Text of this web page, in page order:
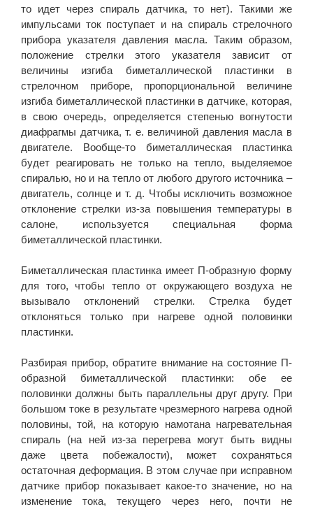
то идет через спираль датчика, то нет). Такими же
импульсами ток поступает и на спираль стрелочного
прибора указателя давления масла. Таким образом,
положение стрелки этого указателя зависит от
величины изгиба биметаллической пластинки в
стрелочном приборе, пропорциональной величине
изгиба биметаллической пластинки в датчике, которая,
в свою очередь, определяется степенью вогнутости
диафрагмы датчика, т. е. величиной давления масла в
двигателе. Вообще-то биметаллическая пластинка
будет реагировать не только на тепло, выделяемое
спиралью, но и на тепло от любого другого источника –
двигатель, солнце и т. д. Чтобы исключить возможное
отклонение стрелки из-за повышения температуры в
салоне, используется специальная форма
биметаллической пластинки.
Биметаллическая пластинка имеет П-образную форму
для того, чтобы тепло от окружающего воздуха не
вызывало отклонений стрелки. Стрелка будет
отклоняться только при нагреве одной половинки
пластинки.
Разбирая прибор, обратите внимание на состояние П-
образной биметаллической пластинки: обе ее
половинки должны быть параллельны друг другу. При
большом токе в результате чрезмерного нагрева одной
половины, той, на которую намотана нагревательная
спираль (на ней из-за перегрева могут быть видны
даже цвета побежалости), может сохраняться
остаточная деформация. В этом случае при исправном
датчике прибор показывает какое-то значение, но на
изменение тока, текущего через него, почти не